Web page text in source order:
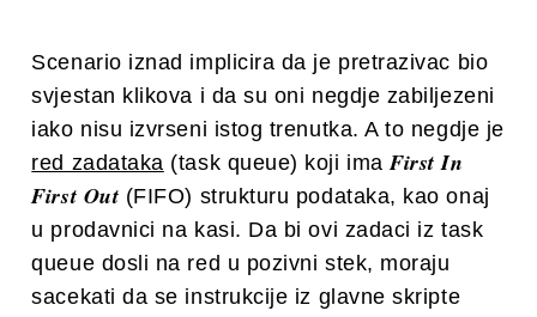
Scenario iznad implicira da je pretrazivac bio
svjestan klikova i da su oni negdje zabiljezeni
iako nisu izvrseni istog trenutka. A to negdje je
red zadataka (task queue) koji imaFirst In
First Out (FIFO) strukturu podataka, kao onaj
u prodavnici na kasi. Da bi ovi zadaci iz task
queue dosli na red u pozivni stek, moraju
sacekati da se instrukcije iz glavne skripte